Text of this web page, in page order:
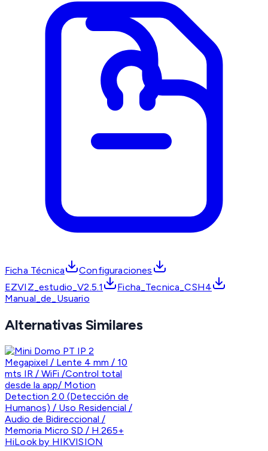
Ficha Técnica
Configuraciones
EZVIZ_estudio_V2.5.1
Ficha_Tecnica_CSH4
Manual_de_Usuario
Alternativas Similares
HiLook by HIKVISION